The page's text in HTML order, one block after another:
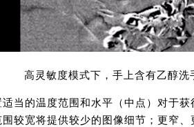
高灵敏度模式下，手上含有乙醇洗
的温度范围和水平（中点）对于获
围较宽将提供较少的图像细节；更窄